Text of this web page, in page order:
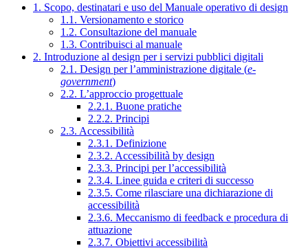
1. Scopo, destinatari e uso del Manuale operativo di design
1.1. Versionamento e storico
1.2. Consultazione del manuale
1.3. Contribuisci al manuale
2. Introduzione al design per i servizi pubblici digitali
2.1. Design per l’amministrazione digitale (e-
government)
2.2. L’approccio progettuale
2.2.1. Buone pratiche
2.2.2. Principi
2.3. Accessibilità
2.3.1. Definizione
2.3.2. Accessibilità by design
2.3.3. Principi per l’accessibilità
2.3.4. Linee guida e criteri di successo
2.3.5. Come rilasciare una dichiarazione di
accessibilità
2.3.6. Meccanismo di feedback e procedura di
attuazione
2.3.7. Obiettivi accessibilità